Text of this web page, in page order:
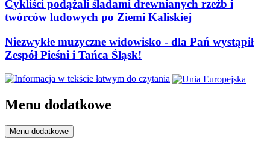
Cykliści podążali śladami drewnianych rzeźb i
twórców ludowych po Ziemi Kaliskiej
Niezwykłe muzyczne widowisko - dla Pań wystąpił
Zespół Pieśni i Tańca Śląsk!
Menu dodatkowe
Menu dodatkowe